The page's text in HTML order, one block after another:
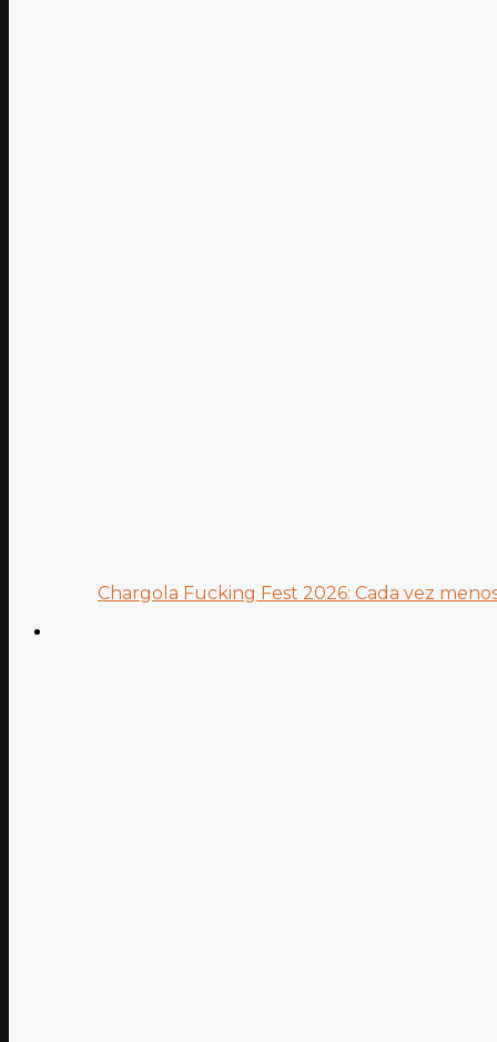
Chargola Fucking Fest 2026: Cada vez